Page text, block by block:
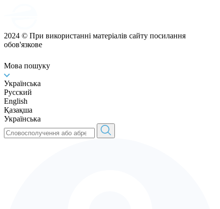
2024 © При використанні матеріалів сайту посилання
обов'язкове
Мова пошуку
Українська
Русский
English
Қазақша
Українська